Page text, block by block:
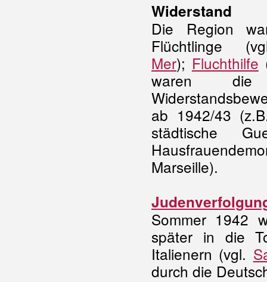
Widerstand
Die Region
Flüchtlinge
Mer); Fluchthilfe
waren die
ab 1942/43
städtische
Marseille).
Sommer 1942
später in die
Italienern (vgl.
durch die